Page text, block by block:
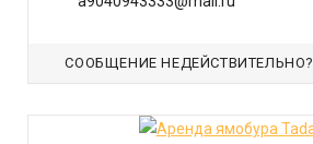
СООБЩЕНИЕ НЕДЕЙСТВИТЕЛЬНО?